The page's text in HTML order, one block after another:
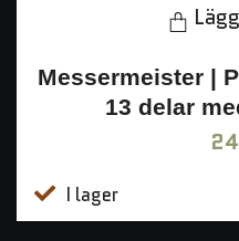
Messermeister |
13 delar
I lager